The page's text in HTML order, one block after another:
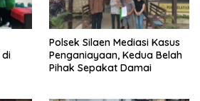
di
Polsek Silaen Mediasi Kasus
Penganiayaan, Kedua Belah
Pihak Sepakat Damai